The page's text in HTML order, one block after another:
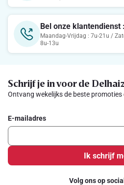
Bel onze klantendienst
Maandag-Vrijdag : 7u-21u /
8u-13u
Schrijf je in voor de
Ontvang wekelijks de beste
E-mailadres
Ik schrijf
Volg ons op